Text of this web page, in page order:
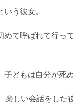
いう彼女。
めて呼ばれて行っ
子どもは自分が死
楽しい会話をした